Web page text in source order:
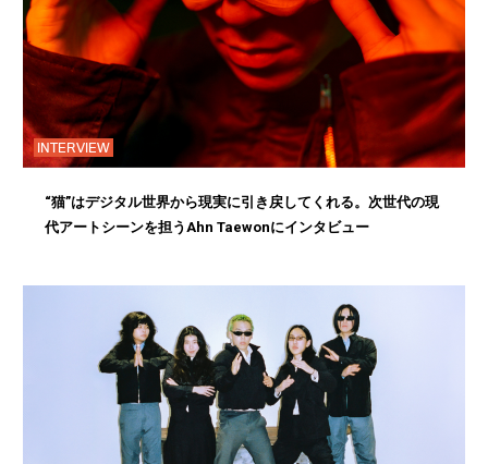
INTERVIEW
“猫”はデジタル世界から現実に引き戻してくれる。次世代の現
代アートシーンを担うAhn Taewonにインタビュー